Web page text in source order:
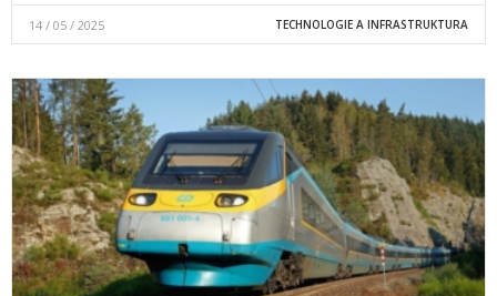
14 / 05 / 2025 TECHNOLOGIE A INFRASTRUKTURA